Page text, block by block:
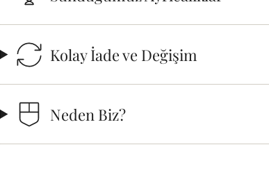
Kolay İade ve Değişim
Neden Biz?